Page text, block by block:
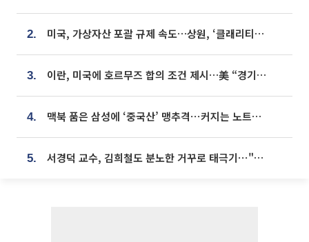
2. 미국, 가상자산 포괄 규제 속도…상원, ‘클래리티법’ 9월 절차투표 추진
3. 이란, 미국에 호르무즈 합의 조건 제시…美 “경기 아직 안 끝나” [종합]
4. 맥북 품은 삼성에 ‘중국산’ 맹추격⋯커지는 노트북 OLED 시장
5. 서경덕 교수, 김희철도 분노한 거꾸로 태극기⋯"엉터리는 아냐, 아쉬울 뿐"